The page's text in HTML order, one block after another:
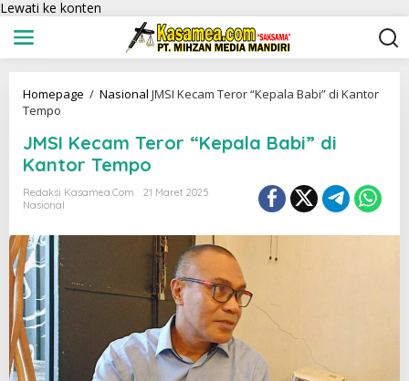
Lewati ke konten
Homepage / Nasional JMSI Kecam Teror “Kepala Babi” di Kantor
Tempo
JMSI Kecam Teror “Kepala Babi” di
Kantor Tempo
Redaksi Kasamea.com
21 Maret 2025
Nasional